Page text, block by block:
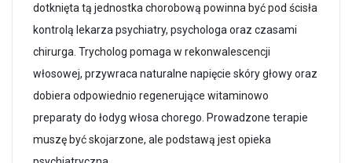
dotknięta tą jednostka chorobową powinna być pod ścisła
kontrolą lekarza psychiatry, psychologa oraz czasami
chirurga. Trycholog pomaga w rekonwalescencji
włosowej, przywraca naturalne napięcie skóry głowy oraz
dobiera odpowiednio regenerujące witaminowo
preparaty do łodyg włosa chorego. Prowadzone terapie
muszę być skojarzone, ale podstawą jest opieka